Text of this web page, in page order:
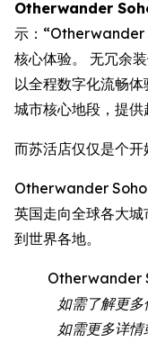
Otherwander
示：“Otherwander
核心体验。 无冗余
以全程数字化流畅
城市核心地段，提
而苏活店仅仅是个开
Otherwander Soho
英国走向全球各大
到世界各地。
Otherwander
如需了解更
如需更多详